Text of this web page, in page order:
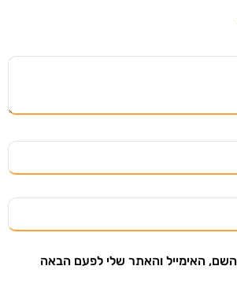
האימייל והאתר שלי לפעם הבאה
שיתפתי" וקבלו אליכם למייל מוצרים
שנבחרו בקפידה מתוך אתרי מכירות